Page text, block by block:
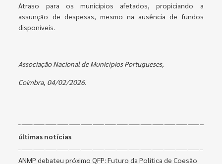
Atraso para os municípios afetados, propiciando a
assunção de despesas, mesmo na ausência de fundos
disponíveis.
Associação Nacional de Municípios Portugueses,
Coimbra, 04/02/2026.
últimas notícias
ANMP debateu próximo QFP: Futuro da Política de Coesão